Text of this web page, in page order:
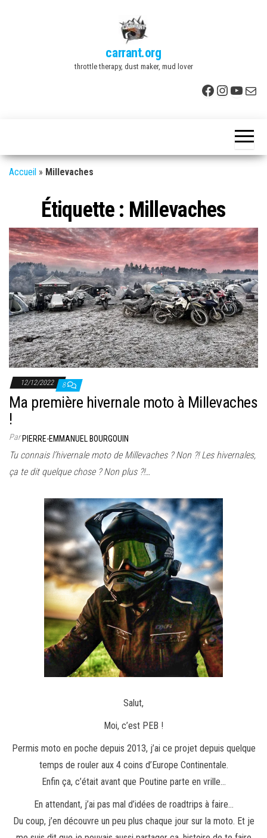
carrant.org
throttle therapy, dust maker, mud lover
Facebook
E-
Accueil » Millevaches
Étiquette : Millevaches
12/12/2022 8
Ma première hivernale moto à Millevaches
!
ParPIERRE-EMMANUEL BOURGOUIN
Tu connais l’hivernale moto de Millevaches ? Non ?! Les hivernales,
ça te dit quelque chose ? Non plus ?!…
Salut,
Moi, c’est PEB !
Permis moto en poche depuis 2013, j’ai ce projet depuis quelque
temps de rouler aux 4 coins d’Europe Continentale.
Enfin ça, c’était avant que Poutine parte en vrille…
En attendant, j’ai pas mal d’idées de roadtrips à faire…
Du coup, j’en découvre un peu plus chaque jour sur la moto. Et je